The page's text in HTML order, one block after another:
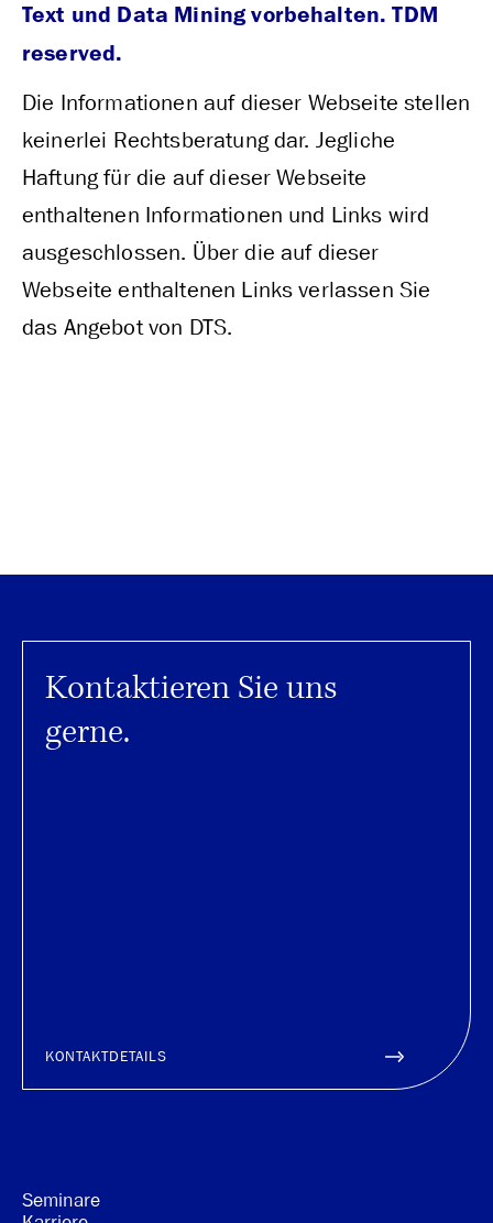
Text und Data Mining vorbehalten. TDM
reserved.
Die Informationen auf dieser Webseite stellen
keinerlei Rechtsberatung dar. Jegliche
Haftung für die auf dieser Webseite
enthaltenen Informationen und Links wird
ausgeschlossen. Über die auf dieser
Webseite enthaltenen Links verlassen Sie
das Angebot von DTS.
Kontaktieren Sie uns
gerne.
KONTAKTDETAILS
Seminare